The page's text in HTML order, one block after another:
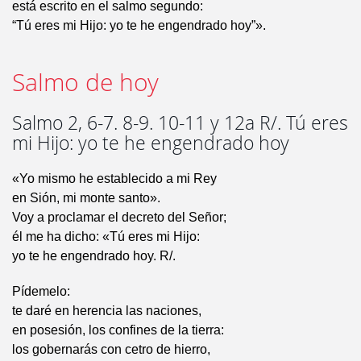
está escrito en el salmo segundo:
“Tú eres mi Hijo: yo te he engendrado hoy”».
Salmo de hoy
Salmo 2, 6-7. 8-9. 10-11 y 12a R/. Tú eres
mi Hijo: yo te he engendrado hoy
«Yo mismo he establecido a mi Rey
en Sión, mi monte santo».
Voy a proclamar el decreto del Señor;
él me ha dicho: «Tú eres mi Hijo:
yo te he engendrado hoy. R/.
Pídemelo:
te daré en herencia las naciones,
en posesión, los confines de la tierra:
los gobernarás con cetro de hierro,